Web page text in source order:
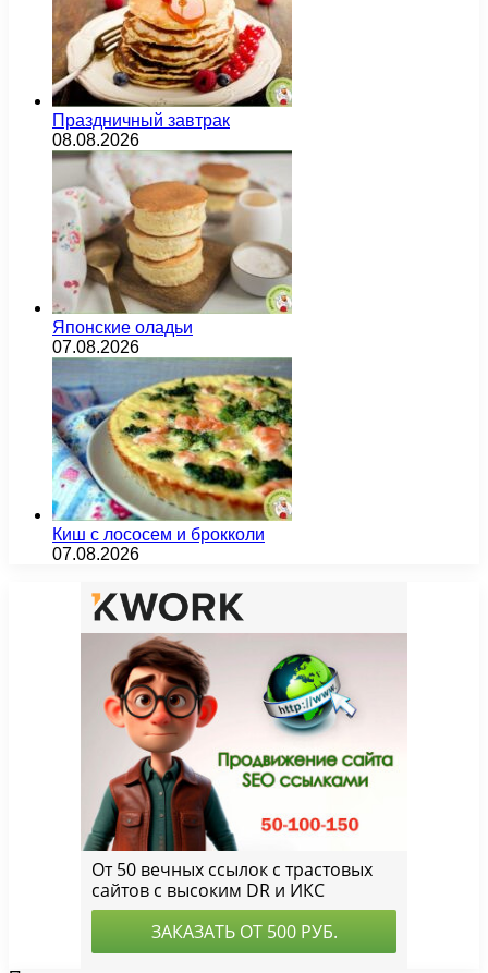
Праздничный завтрак
08.08.2026
Японские оладьи
07.08.2026
Киш с лососем и брокколи
07.08.2026